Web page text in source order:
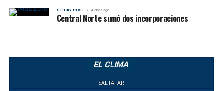
STICKY POST 4 años ago
Central Norte sumó dos incorporaciones
EL CLIMA
SALTA, AR